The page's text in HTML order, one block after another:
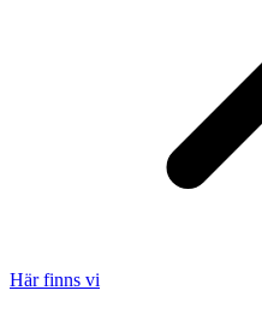
Här finns vi